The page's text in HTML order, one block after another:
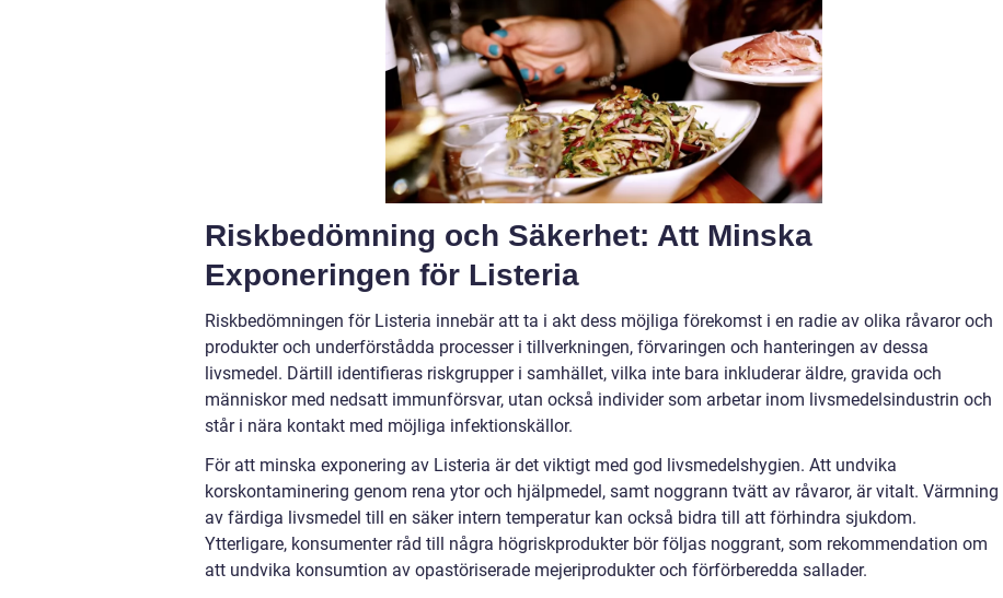
Riskbedömning och Säkerhet: Att Minska
Exponeringen för Listeria
Riskbedömningen för Listeria innebär att ta i akt dess möjliga förekomst i en radie av olika råvaror och
produkter och underförstådda processer i tillverkningen, förvaringen och hanteringen av dessa
livsmedel. Därtill identifieras riskgrupper i samhället, vilka inte bara inkluderar äldre, gravida och
människor med nedsatt immunförsvar, utan också individer som arbetar inom livsmedelsindustrin och
står i nära kontakt med möjliga infektionskällor.
För att minska exponering av Listeria är det viktigt med god livsmedelshygien. Att undvika
korskontaminering genom rena ytor och hjälpmedel, samt noggrann tvätt av råvaror, är vitalt. Värmning
av färdiga livsmedel till en säker intern temperatur kan också bidra till att förhindra sjukdom.
Ytterligare, konsumenter råd till några högriskprodukter bör följas noggrant, som rekommendation om
att undvika konsumtion av opastöriserade mejeriprodukter och förförberedda sallader.